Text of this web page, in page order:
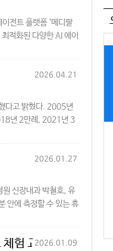
전트 플랫폼 ‘메디팔
적화된 다양한 AI 에이
2026.04.21
다고 밝혔다. 2005년
년 2만례, 2021년 3
2026.01.27
신장내과 박철호, 유
안에 측정할 수 있는 휴
험 교육 운영
2026.01.09